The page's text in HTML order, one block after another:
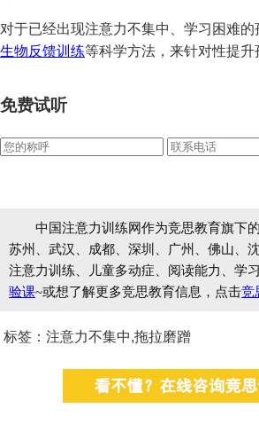
对于已经出现注意力不集中、学习困难
生物反馈训练等科学方法，来针对性提
免费试听
中国注意力训练网作为竞思教育旗下
苏州、武汉、成都、深圳、广州、佛山、
注意力训练、儿童多动症、阅读能力、学
验课~或想了解更多竞思教育信息，点击竞
标签：注意力不集中,拖拉磨蹭